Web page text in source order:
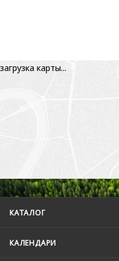
загрузка карты...
КАТАЛОГ
КАЛЕНДАРИ